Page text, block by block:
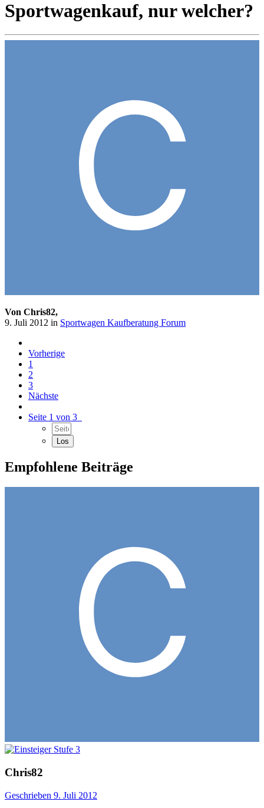
Sportwagenkauf, nur welcher?
Von Chris82,
9. Juli 2012 in Sportwagen Kaufberatung Forum
Vorherige
1
2
3
Nächste
Seite 1 von 3
Empfohlene Beiträge
Chris82
Geschrieben 9. Juli 2012